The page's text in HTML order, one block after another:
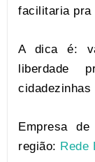
facilitaria pra
A dica é:
liberdade
cidadezinhas
Empresa
região: Rede